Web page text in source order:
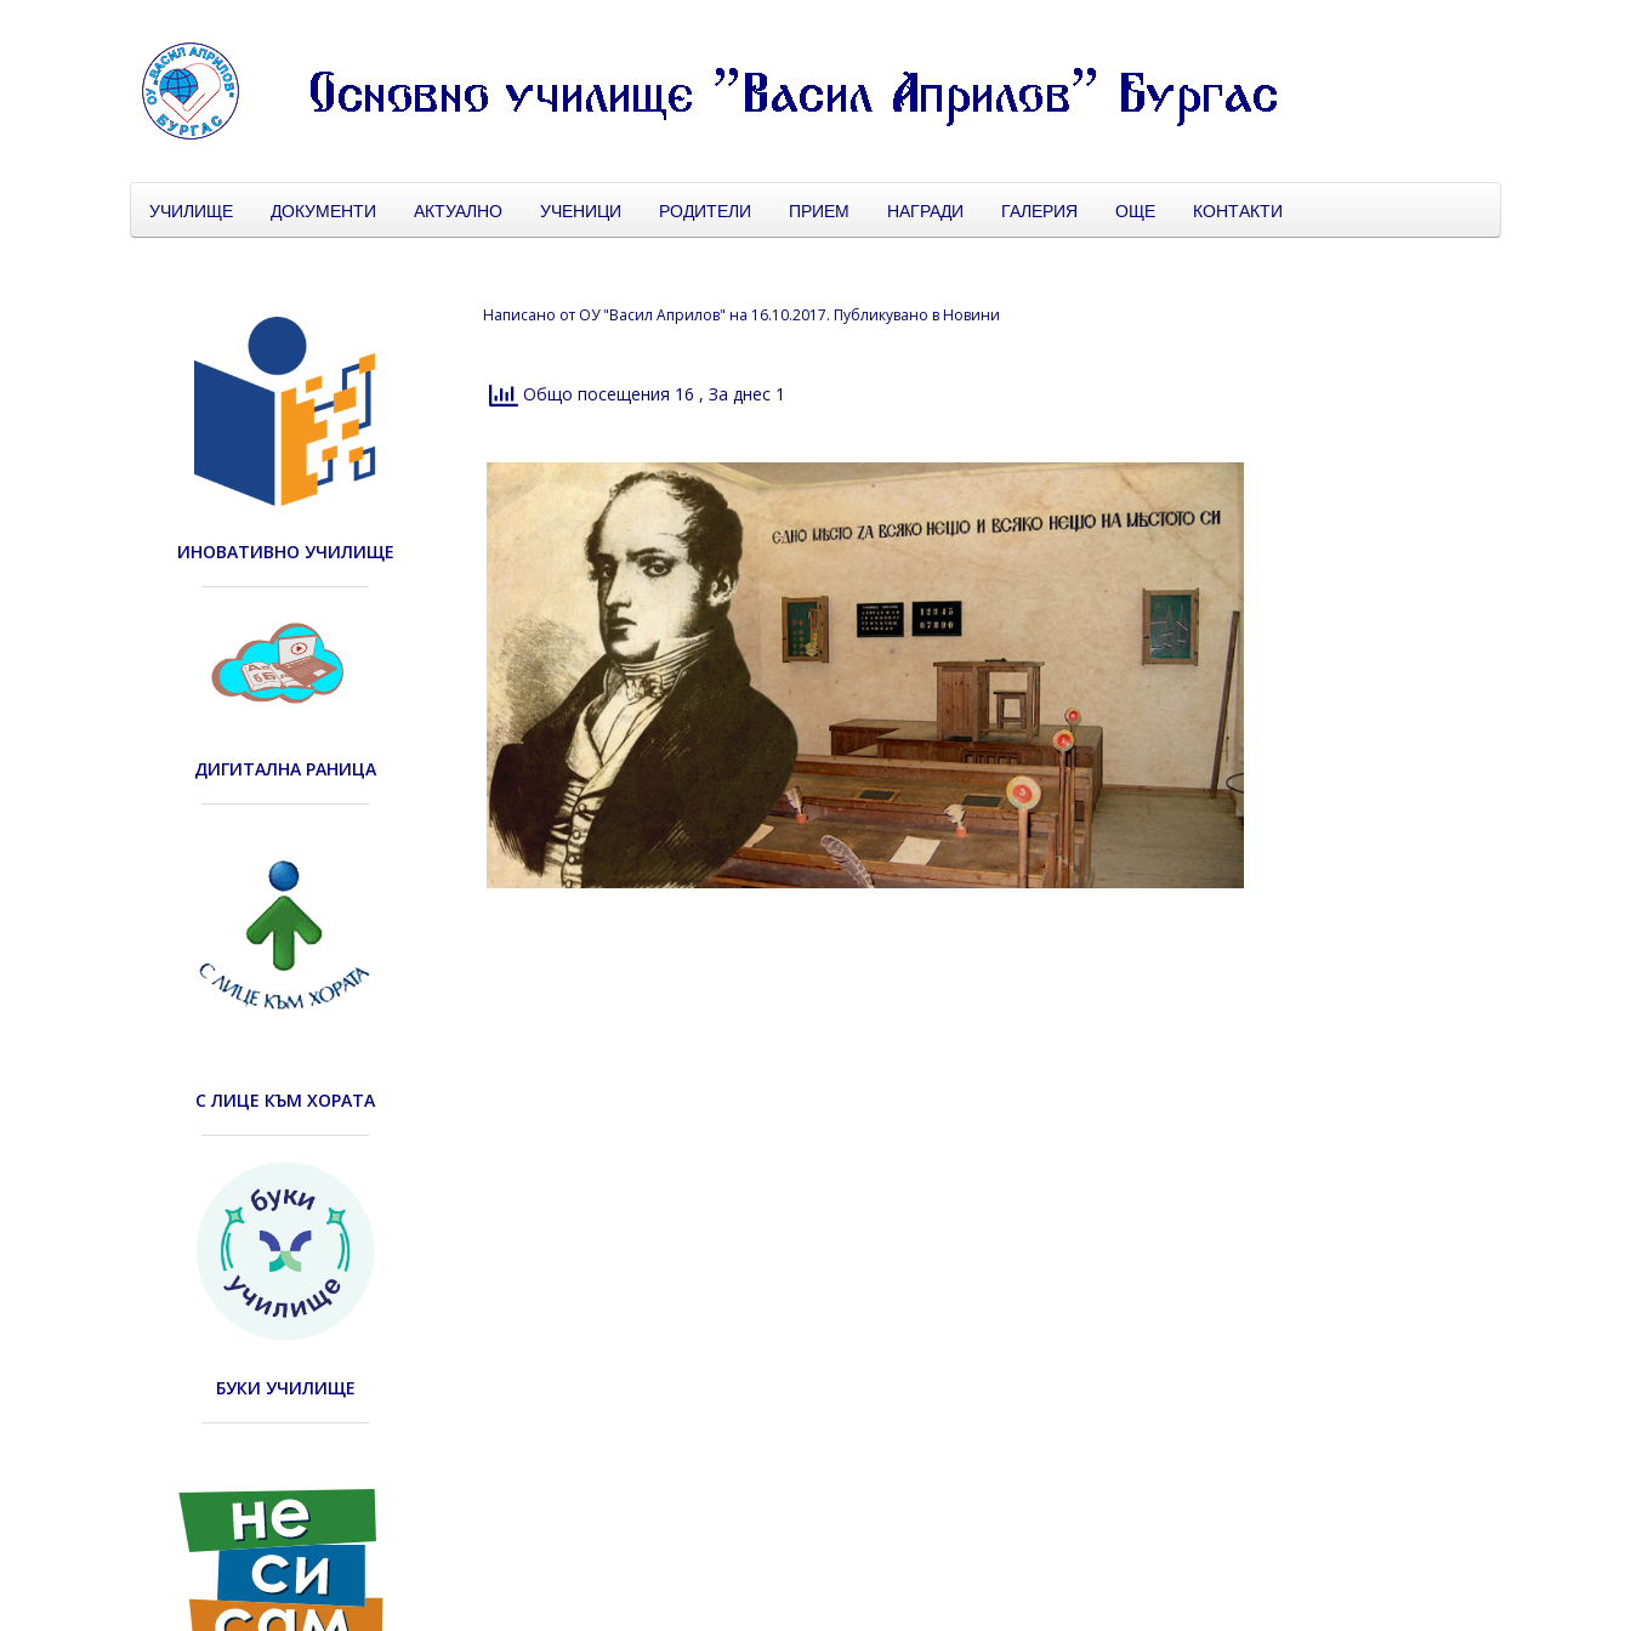
УЧИЛИЩЕ ДОКУМЕНТИ АКТУАЛНО УЧЕНИЦИ РОДИТЕЛИ ПРИЕМ НАГРАДИ ГАЛЕРИЯ ОЩЕ КОНТАКТИ
Написано от ОУ "Васил Априлов" на 16.10.2017. Публикувано вНовини
Общо посещения 16 , За днес 1
ИНОВАТИВНО УЧИЛИЩЕ
ДИГИТАЛНА РАНИЦА
С ЛИЦЕ КЪМ ХОРАТА
БУКИ УЧИЛИЩЕ